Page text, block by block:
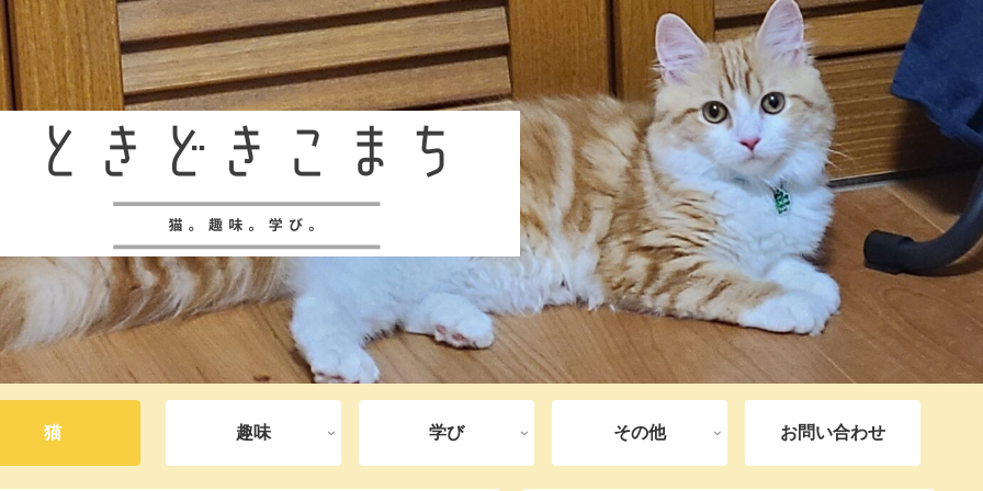
猫 趣味 学び その他 お問い合わせ